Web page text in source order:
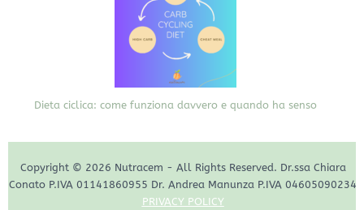
Dieta ciclica: come funziona davvero e quando ha senso
Copyright © 2026 Nutracem - All Rights Reserved. Dr.ssa Chiara
Conato P.IVA 01141860955 Dr. Andrea Manunza P.IVA 04605090234
PRIVACY POLICY